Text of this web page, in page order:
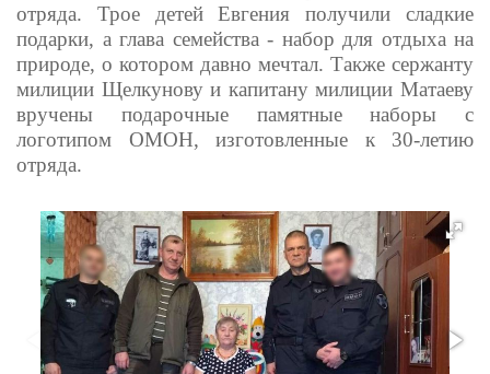
отряда. Трое детей Евгения получили сладкие
подарки, а глава семейства - набор для отдыха на
природе, о котором давно мечтал. Также сержанту
милиции Щелкунову и капитану милиции Матаеву
вручены подарочные памятные наборы с
логотипом ОМОН, изготовленные к 30-летию
отряда.